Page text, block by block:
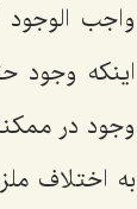
واجب الوجود
اینكه وجود
وجود در
به اختلاف